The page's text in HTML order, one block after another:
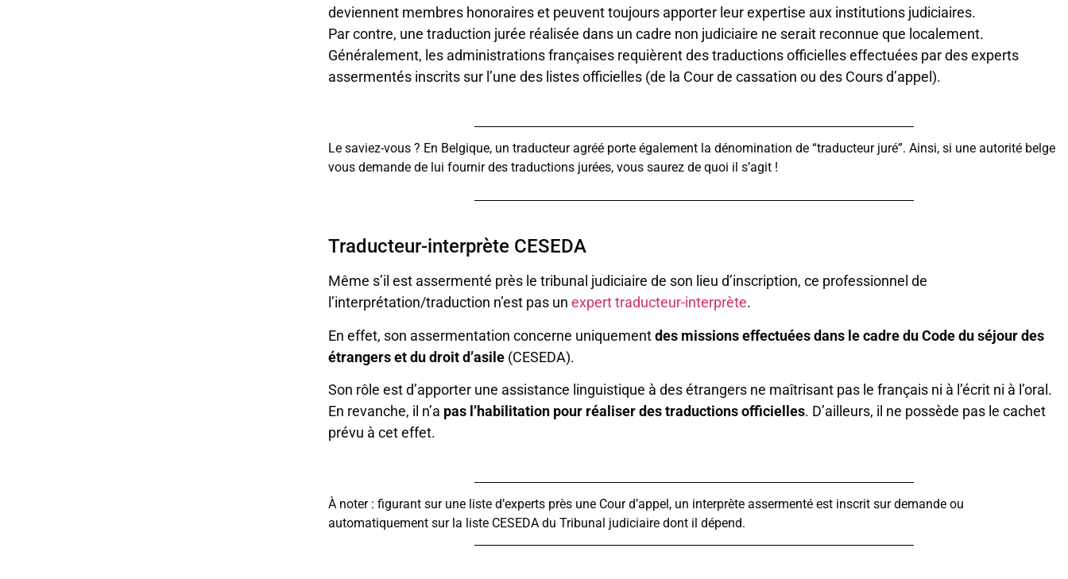
deviennent membres honoraires et peuvent toujours apporter leur expertise aux institutions judiciaires.
Par contre, une traduction jurée réalisée dans un cadre non judiciaire ne serait reconnue que localement.
Généralement, les administrations françaises requièrent des traductions officielles effectuées par des experts
assermentés inscrits sur l’une des listes officielles (de la Cour de cassation ou des Cours d’appel).
Le saviez-vous ? En Belgique, un traducteur agréé porte également la dénomination de “traducteur juré”. Ainsi, si une autorité belge
vous demande de lui fournir des traductions jurées, vous saurez de quoi il s’agit !
Traducteur-interprète CESEDA
Même s’il est assermenté près le tribunal judiciaire de son lieu d’inscription, ce professionnel de
l’interprétation/traduction n’est pas unexpert traducteur-interprète.
En effet, son assermentation concerne uniquementdes missions effectuées dans le cadre du Code du séjour des
étrangers et du droit d’asile (CESEDA).
Son rôle est d’apporter une assistance linguistique à des étrangers ne maîtrisant pas le français ni à l’écrit ni à l’oral.
En revanche, il n’a pas l’habilitation pour réaliser des traductions officielles. D’ailleurs, il ne possède pas le cachet
prévu à cet effet.
À noter : figurant sur une liste d’experts près une Cour d’appel, un interprète assermenté est inscrit sur demande ou
automatiquement sur la liste CESEDA du Tribunal judiciaire dont il dépend.